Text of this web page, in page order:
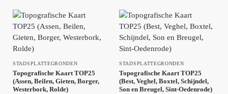
STADSPLATTEGRONDEN
Topografische Kaart TOP25
(Assen, Beilen, Gieten, Borger,
Westerbork, Rolde)
STADSPLATTEGRONDEN
Topografische Kaart TOP25
(Best, Veghel, Boxtel, Schijndel,
Son en Breugel, Sint-Oedenrode)